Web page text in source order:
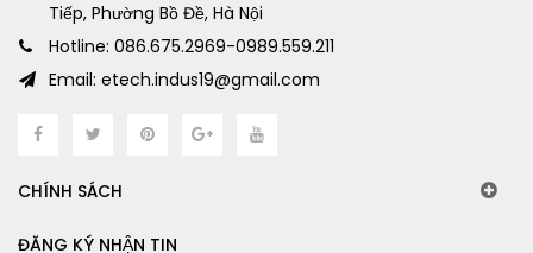
Tiếp, Phường Bồ Đề, Hà Nội
Hotline: 086.675.2969-0989.559.211
Email: etech.indus19@gmail.com
CHÍNH SÁCH
ĐĂNG KÝ NHẬN TIN